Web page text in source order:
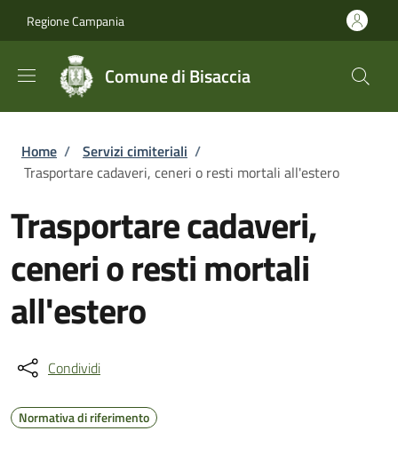
Regione Campania
Comune di Bisaccia
Briciole di pane
Home / Servizi cimiteriali /
Trasportare cadaveri, ceneri o resti mortali all'estero
Trasportare cadaveri,
ceneri o resti mortali
all'estero
Condividi
Normativa di riferimento